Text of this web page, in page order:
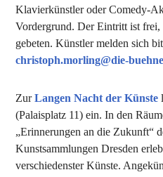
Klavierkünstler oder Comedy-
Vordergrund. Der Eintritt ist
gebeten. Künstler melden sich
christoph.morling@die-
ZurLangen Nacht der Künste
(Palaisplatz 11) ein. In den
„Erinnerungen an die Zukunft“
Kunstsammlungen Dresden
verschiedenster Künste.